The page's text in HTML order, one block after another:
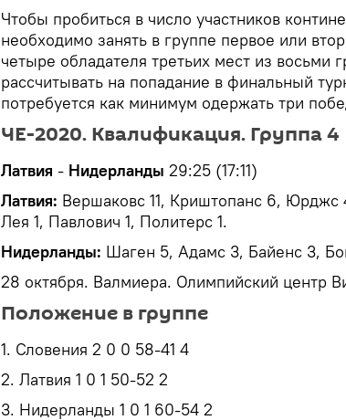
Чтобы пробиться в число участников
необходимо занять в группе первое или
четыре обладателя третьих мест из восьми
рассчитывать на попадание в финальный
потребуется как минимум одержать три
ЧЕ-2020. Квалификация. Группа 4
Латвия - Нидерланды 29:25 (17:11)
Латвия: Вершаковс 11, Криштопанс 6, Юрджс
Лея 1, Павлович 1, Политерс 1.
Нидерланды: Шаген 5, Адамс 3, Байенс 3,
28 октября. Валмиера. Олимпийский центр
Положение в группе
1. Словения 2 0 0 58-41 4
2. Латвия 1 0 1 50-52 2
3. Нидерланды 1 0 1 60-54 2